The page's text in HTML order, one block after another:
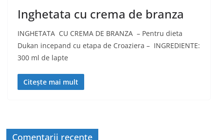
Inghetata cu crema de branza
INGHETATA CU CREMA DE BRANZA – Pentru dieta
Dukan incepand cu etapa de Croaziera – INGREDIENTE:
300 ml de lapte
Citește mai mult
Comentarii recente